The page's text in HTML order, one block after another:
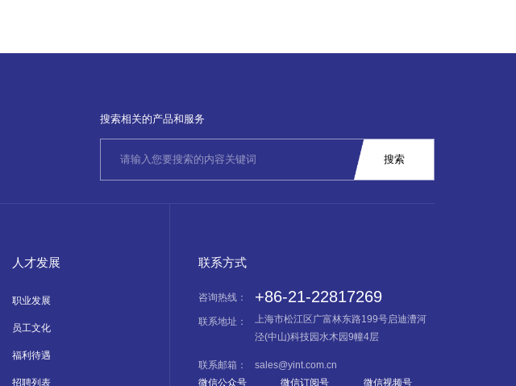
搜索相关的产品和服务
人才发展
职业发展
员工文化
福利待遇
招聘列表
联系方式
咨询热线： +86-21-22817269
联系地址：
上海市松江区广富林东路199号启迪漕河
泾(中山)科技园水木园9幢4层
联系邮箱：
sales@yint.com.cn
微信公众号
微信订阅号 微信视频号